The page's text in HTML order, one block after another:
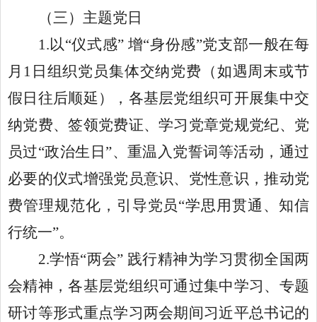
（三）主题党日
1.以“仪式感” 增“身份感”党支部一般在每
月1日组织党员集体交纳党费（如遇周末或节
假日往后顺延），各基层党组织可开展集中交
纳党费、签领党费证、学习党章党规党纪、党
员过“政治生日”、重温入党誓词等活动，通过
必要的仪式增强党员意识、党性意识，推动党
费管理规范化，引导党员“学思用贯通、知信
行统一”。
2.学悟“两会” 践行精神为学习贯彻全国两
会精神，各基层党组织可通过集中学习、专题
研讨等形式重点学习两会期间习近平总书记的